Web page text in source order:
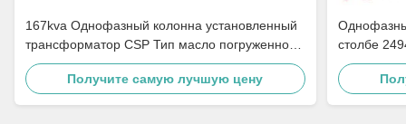
167kva Однофазный колонна установленный
трансформатор CSP Тип масло погруженное
распределение Шаг вниз 4160в До 480в
Получите самую лучшую цену
столбе